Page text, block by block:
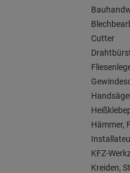
Cutter
Hämmer,
KFZ-
Kreiden,